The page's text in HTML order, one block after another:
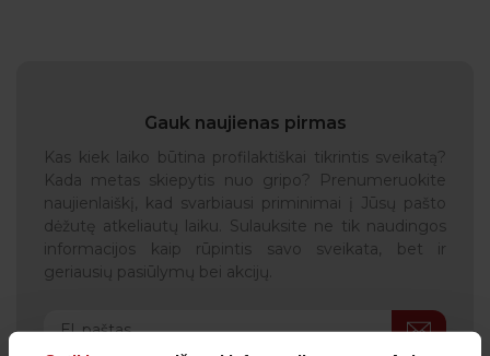
Gauk naujienas pirmas
Kas kiek laiko būtina profilaktiškai tikrintis sveikatą?
Kada metas skiepytis nuo gripo? Prenumeruokite
naujienlaiškį, kad svarbiausi priminimai į Jūsų pašto
dėžutę atkeliautų laiku. Sulauksite ne tik naudingos
informacijos kaip rūpintis savo sveikata, bet ir
geriausių pasiūlymų bei akcijų.